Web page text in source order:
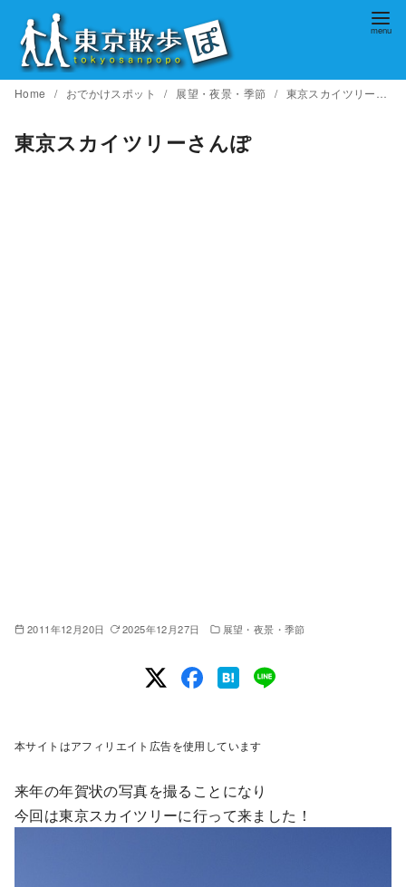
ンHome おでかけスポット 展望・夜景・季節 東京スカイツリーさんぽ
東京スカイツリーさんぽ
2011年12月20日 2025年12月27日 展望・夜景・季節
本サイトはアフィリエイト広告を使用しています
来年の年賀状の写真を撮ることになり
今回は東京スカイツリーに行って来ました！